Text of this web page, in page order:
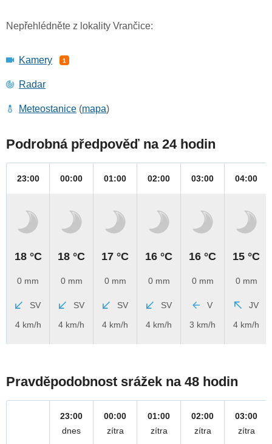
Nepřehlédněte z lokality Vrančice:
Kamery 1
Radar
Meteostanice (mapa)
Podrobná předpověď na 24 hodin
23:00
18 °C
0 mm
SV
4 km/h
00:00
18 °C
0 mm
SV
4 km/h
01:00
17 °C
0 mm
SV
4 km/h
02:00
16 °C
0 mm
SV
4 km/h
03:00
16 °C
0 mm
V
3 km/h
04:00
15 °C
0 mm
JV
4 km/h
Pravděpodobnost srážek na 48 hodin
23:00
dnes
00:00
zítra
01:00
zítra
02:00
zítra
03:00
zítra